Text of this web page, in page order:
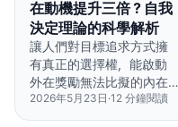
在動機提升三倍？自我
決定理論的科學解析
讓人們對目標追求方式擁
有真正的選擇權，能啟動
外在獎勵無法比擬的內在
動機迴路。
2026年5月23日 ·12 分鐘閱讀